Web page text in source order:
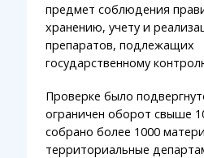
предмет соблюдения
хранению, учету и
препаратов, подлежащих
государственному
Проверке было
ограничен оборот свыше
собрано более 1000
территориальные